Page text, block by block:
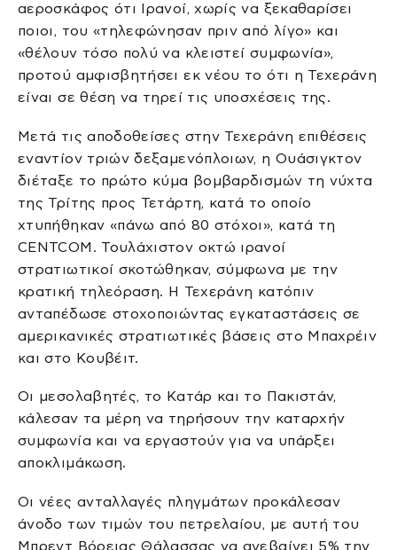
αεροσκάφος ότι Ιρανοί, χωρίς να ξεκαθαρίσει
ποιοι, του «τηλεφώνησαν πριν από λίγο» και
«θέλουν τόσο πολύ να κλειστεί συμφωνία»,
προτού αμφισβητήσει εκ νέου το ότι η Τεχεράνη
είναι σε θέση να τηρεί τις υποσχέσεις της.
Μετά τις αποδοθείσες στην Τεχεράνη επιθέσεις
εναντίον τριών δεξαμενόπλοιων, η Ουάσιγκτον
διέταξε το πρώτο κύμα βομβαρδισμών τη νύχτα
της Τρίτης προς Τετάρτη, κατά το οποίο
χτυπήθηκαν «πάνω από 80 στόχοι», κατά τη
CENTCOM. Τουλάχιστον οκτώ ιρανοί
στρατιωτικοί σκοτώθηκαν, σύμφωνα με την
κρατική τηλεόραση. Η Τεχεράνη κατόπιν
ανταπέδωσε στοχοποιώντας εγκαταστάσεις σε
αμερικανικές στρατιωτικές βάσεις στο Μπαχρέιν
και στο Κουβέιτ.
Οι μεσολαβητές, το Κατάρ και το Πακιστάν,
κάλεσαν τα μέρη να τηρήσουν την καταρχήν
συμφωνία και να εργαστούν για να υπάρξει
αποκλιμάκωση.
Οι νέες ανταλλαγές πληγμάτων προκάλεσαν
άνοδο των τιμών του πετρελαίου, με αυτή του
Μπρεντ Βόρειας Θάλασσας να ανεβαίνει 5% την